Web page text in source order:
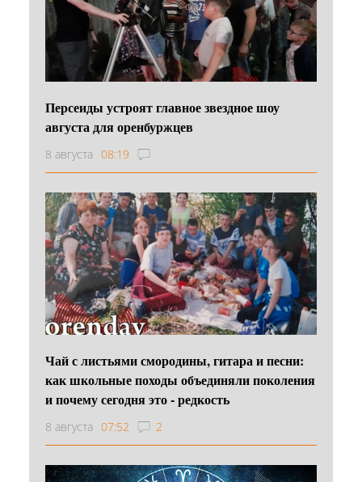
Персеиды устроят главное звездное шоу
августа для оренбуржцев
8 августа 08:19
Чай с листьями смородины, гитара и песни:
как школьные походы объединяли поколения
и почему сегодня это - редкость
8 августа 07:52 2